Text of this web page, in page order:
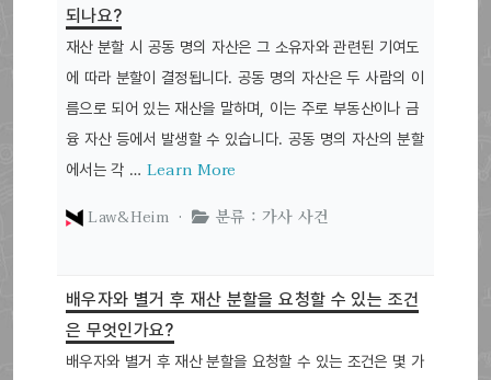
되나요?
재산 분할 시 공동 명의 자산은 그 소유자와 관련된 기여도
에 따라 분할이 결정됩니다. 공동 명의 자산은 두 사람의 이
름으로 되어 있는 재산을 말하며, 이는 주로 부동산이나 금
융 자산 등에서 발생할 수 있습니다. 공동 명의 자산의 분할
에서는 각 … Learn More
Law&Heim ·
분류 : 가사 사건
배우자와 별거 후 재산 분할을 요청할 수 있는 조건
은 무엇인가요?
배우자와 별거 후 재산 분할을 요청할 수 있는 조건은 몇 가